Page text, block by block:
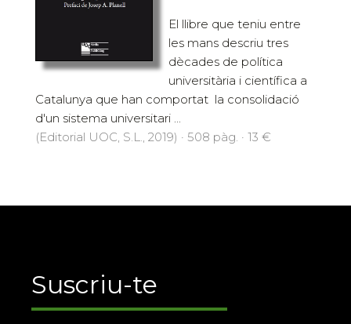
El llibre que teniu entre
les mans descriu tres
dècades de política
universitària i científica a
Catalunya que han comportat la consolidació
d'un sistema universitari ...
(Editorial UOC, S.L., 2019) · 508 pàg. · 13 €
Suscriu-te